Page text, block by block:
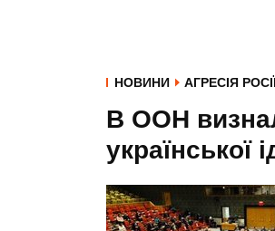
НОВИНИ АГРЕСІЯ
В ООН
української